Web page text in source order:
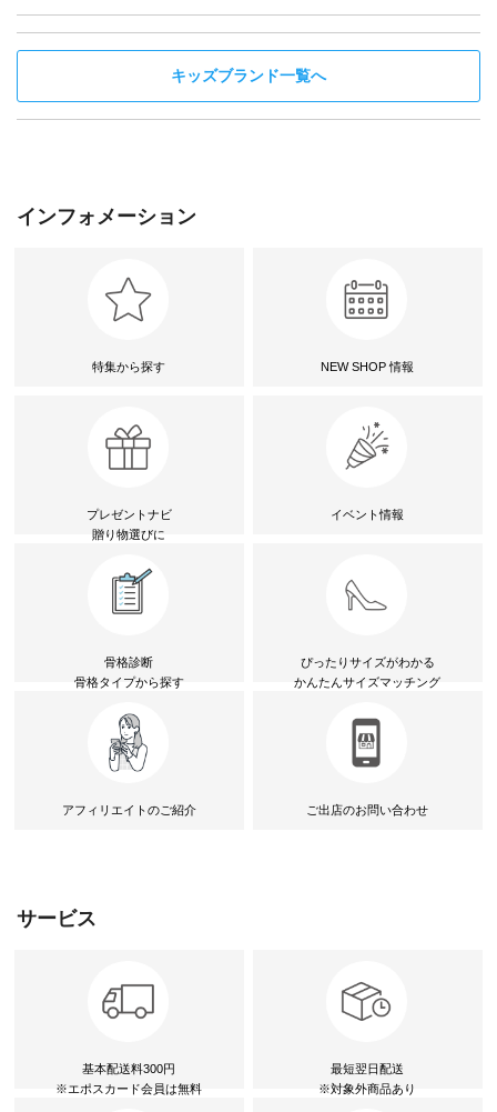
キッズブランド一覧へ
インフォメーション
特集から探す NEW SHOP 情報
プレゼントナビ
贈り物選びに
イベント情報
骨格診断
骨格タイプから探す
ぴったりサイズがわかる
かんたんサイズマッチング
アフィリエイトのご紹介 ご出店のお問い合わせ
サービス
基本配送料300円
※エポスカード会員は無料
最短翌日配送
※対象外商品あり